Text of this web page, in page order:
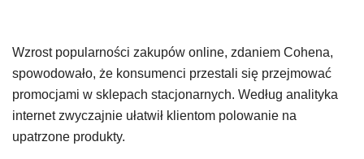
Wzrost popularności zakupów online, zdaniem Cohena,
spowodowało, że konsumenci przestali się przejmować
promocjami w sklepach stacjonarnych. Według analityka
internet zwyczajnie ułatwił klientom polowanie na
upatrzone produkty.